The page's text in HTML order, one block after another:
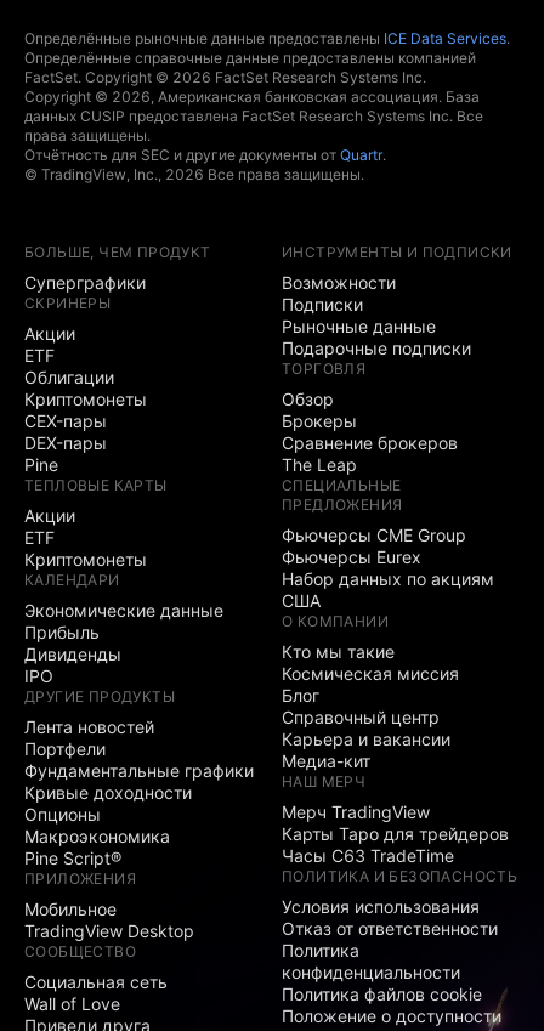
Определённые рыночные данные предоставлены ICE Data Services.
Определённые справочные данные предоставлены компанией
FactSet. Copyright © 2026 FactSet Research Systems Inc.
Copyright © 2026, Американская банковская ассоциация. База
данных CUSIP предоставлена FactSet Research Systems Inc. Все
права защищены.
Отчётность для SEC и другие документы от Quartr.
© TradingView, Inc., 2026 Все права защищены.
БОЛЬШЕ, ЧЕМ ПРОДУКТ
Суперграфики
СКРИНЕРЫ
Акции
ETF
Облигации
Криптомонеты
CEX-пары
DEX-пары
Pine
ТЕПЛОВЫЕ КАРТЫ
Акции
ETF
Криптомонеты
КАЛЕНДАРИ
Экономические данные
Прибыль
Дивиденды
IPO
ДРУГИЕ ПРОДУКТЫ
Лента новостей
Портфели
Фундаментальные графики
Кривые доходности
Опционы
Макроэкономика
Pine Script®
ПРИЛОЖЕНИЯ
Мобильное
TradingView Desktop
СООБЩЕСТВО
Социальная сеть
Wall of Love
Приведи друга
ИНСТРУМЕНТЫ И ПОДПИСКИ
Возможности
Подписки
Рыночные данные
Подарочные подписки
ТОРГОВЛЯ
Обзор
Брокеры
Сравнение брокеров
The Leap
СПЕЦИАЛЬНЫЕ
ПРЕДЛОЖЕНИЯ
Фьючерсы CME Group
Фьючерсы Eurex
Набор данных по акциям
США
О КОМПАНИИ
Кто мы такие
Космическая миссия
Блог
Справочный центр
Карьера и вакансии
Медиа-кит
НАШ МЕРЧ
Мерч TradingView
Карты Таро для трейдеров
Часы C63 TradeTime
ПОЛИТИКА И БЕЗОПАСНОСТЬ
Условия использования
Отказ от ответственности
Политика
конфиденциальности
Политика файлов cookie
Положение о доступности